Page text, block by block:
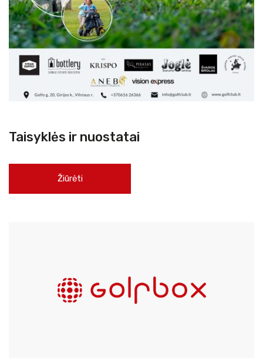
Taisyklės ir nuostatai
Žiūrėti